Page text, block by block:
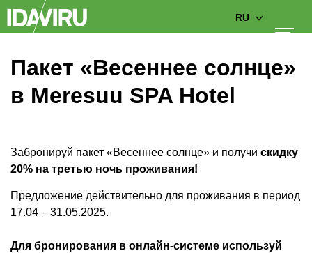
RU
Пакет «Весеннее солнце»
в Meresuu SPA Hotel
Забронируй пакет «Весеннее солнце» и получи скидку
20% на третью ночь проживания!
Предложение действительно для проживания в период
17.04 – 31.05.2025.
Для бронирования в онлайн-системе используй